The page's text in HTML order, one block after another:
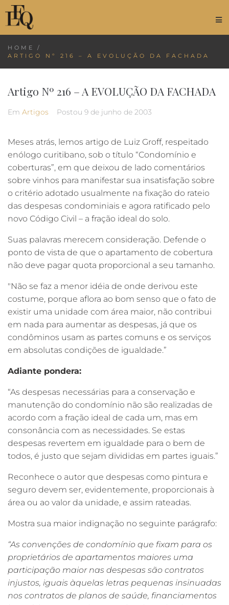
HOME
/
ARTIGO Nº 216 – A EVOLUÇÃO DA FACHADA
Artigo Nº 216 – A EVOLUÇÃO DA FACHADA
Em Artigos Postou 9 de junho de 2003
Meses atrás, lemos artigo de Luiz Groff, respeitado
enólogo curitibano, sob o título “Condomínio e
coberturas”, em que deixou de lado comentários
sobre vinhos para manifestar sua insatisfação sobre
o critério adotado usualmente na fixação do rateio
das despesas condominiais e agora ratificado pelo
novo Código Civil – a fração ideal do solo.
Suas palavras merecem consideração. Defende o
ponto de vista de que o apartamento de cobertura
não deve pagar quota proporcional a seu tamanho.
"Não se faz a menor idéia de onde derivou este
costume, porque aflora ao bom senso que o fato de
existir uma unidade com área maior, não contribui
em nada para aumentar as despesas, já que os
condôminos usam as partes comuns e os serviços
em absolutas condições de igualdade.”
Adiante pondera:
“As despesas necessárias para a conservação e
manutenção do condomínio não são realizadas de
acordo com a fração ideal de cada um, mas em
consonância com as necessidades. Se estas
despesas revertem em igualdade para o bem de
todos, é justo que sejam divididas em partes iguais.”
Reconhece o autor que despesas como pintura e
seguro devem ser, evidentemente, proporcionais à
área ou ao valor da unidade, e assim rateadas.
Mostra sua maior indignação no seguinte parágrafo:
“As convenções de condomínio que fixam para os
proprietários de apartamentos maiores uma
participação maior nas despesas são contratos
injustos, iguais àquelas letras pequenas insinuadas
nos contratos de planos de saúde, financiamentos